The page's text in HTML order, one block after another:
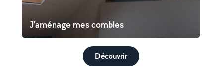
J'aménage mes combles
Découvrir